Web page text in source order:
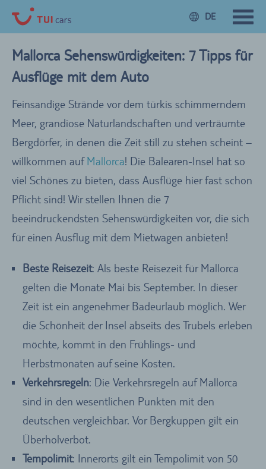
DE
Mallorca Sehenswürdigkeiten: 7 Tipps für
Ausflüge mit dem Auto
Feinsandige Strände vor dem türkis schimmerndem
Meer, grandiose Naturlandschaften und verträumte
Bergdörfer, in denen die Zeit still zu stehen scheint –
willkommen aufMallorca! Die Balearen-Insel hat so
viel Schönes zu bieten, dass Ausflüge hier fast schon
Pflicht sind! Wir stellen Ihnen die 7
beeindruckendsten Sehenswürdigkeiten vor, die sich
für einen Ausflug mit dem Mietwagen anbieten!
Beste Reisezeit: Als beste Reisezeit für Mallorca
gelten die Monate Mai bis September. In dieser
Zeit ist ein angenehmer Badeurlaub möglich. Wer
die Schönheit der Insel abseits des Trubels erleben
möchte, kommt in den Frühlings- und
Herbstmonaten auf seine Kosten.
Verkehrsregeln: Die Verkehrsregeln auf Mallorca
sind in den wesentlichen Punkten mit den
deutschen vergleichbar. Vor Bergkuppen gilt ein
Überholverbot.
Tempolimit: Innerorts gilt ein Tempolimit von 50